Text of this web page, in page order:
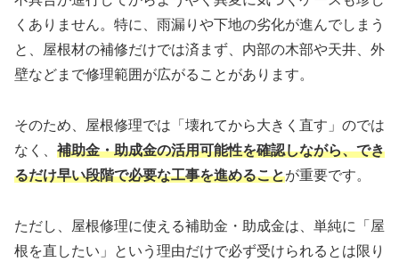
くありません。特に、雨漏りや下地の劣化が進んでしまう
と、屋根材の補修だけでは済まず、内部の木部や天井、外
壁などまで修理範囲が広がることがあります。
そのため、屋根修理では「壊れてから大きく直す」のでは
なく、 補助金・助成金の活用可能性を確認しながら、でき
るだけ早い段階で必要な工事を進めることが重要です。
ただし、屋根修理に使える補助金・助成金は、単純に「屋
根を直したい」という理由だけで必ず受けられるとは限り